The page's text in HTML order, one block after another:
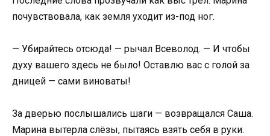
почувствовала, как земля уходит из-под ног.
— Убирайтесь отсюда! — рычал Всеволод. — И чтобы
духу вашего здесь не было! Оставлю вас с голой за
дницей — сами виноваты!
За дверью послышались шаги — возвращался Саша.
Марина вытерла слёзы, пытаясь взять себя в руки.